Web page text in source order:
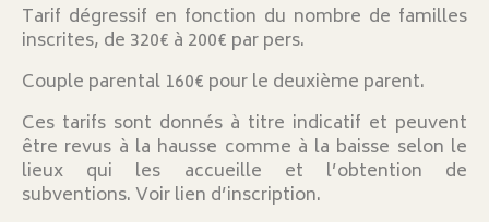
Tarif dégressif en fonction du nombre de familles
inscrites, de 320€ à 200€ par pers.
Couple parental 160€ pour le deuxième parent.
Ces tarifs sont donnés à titre indicatif et peuvent
être revus à la hausse comme à la baisse selon le
lieux qui les accueille et l’obtention de
subventions. Voir lien d’inscription.